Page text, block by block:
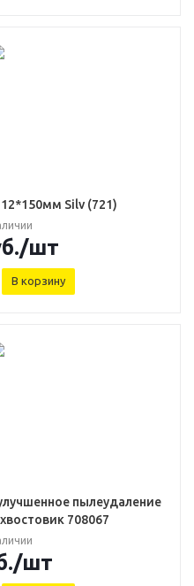
Silv (721)
/шт
В корзину
пылеудаление
708067
/шт